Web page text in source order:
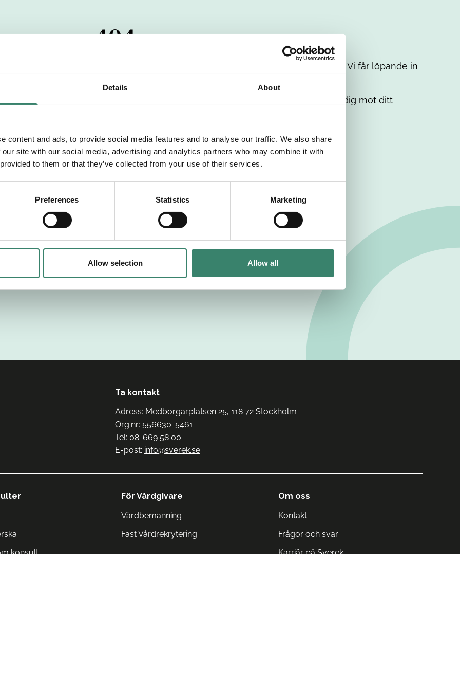
Details About
content and ads, to provide social media features and to analyse our traffic. We also share
site with our social media, advertising and analytics partners who may combine it with
to them or that they’ve collected from your use of their services.
Preferences Statistics Marketing
Allow selection Allow all
404
har passerats. Vi uppskattar verkligen ditt intresse. Misströsta inte. Vi får löpande in
dig med mer information om våra aktuella uppdrag. Tillsammans matchar vi dig mot ditt
Tillbaka till Sverek
Ta kontakt
Adress: Medborgarplatsen 25, 118 72 Stockholm
Org.nr: 556630-5461
Tel: 08-669 58 00
E-post: info@sverek.se
konsult
För Vårdgivare
Vårdbemanning
Fast Vårdrekrytering
Om oss
Kontakt
Frågor och svar
Karriär på Sverek